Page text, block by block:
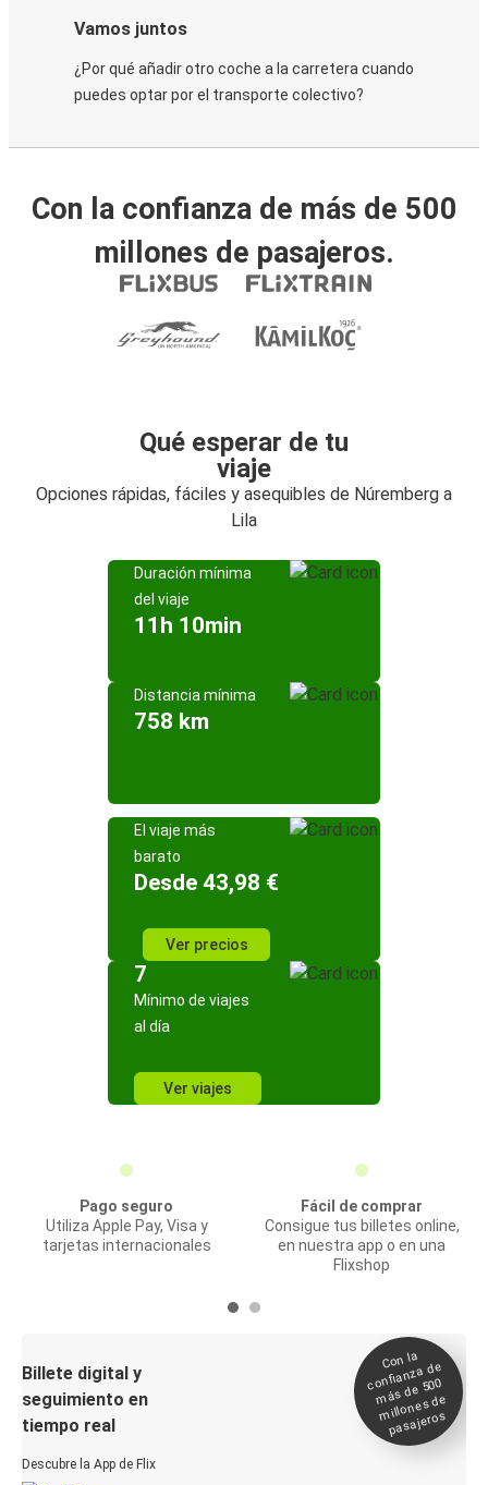
Vamos juntos
¿Por qué añadir otro coche a la carretera cuando
puedes optar por el transporte colectivo?
Con la confianza de más de 500
millones de pasajeros.
Qué esperar de tu
viaje
Opciones rápidas, fáciles y asequibles de Núremberg a
Lila
Duración mínima
del viaje
11h 10min
Distancia mínima
758 km
El viaje más
barato
Desde 43,98 €
Ver precios
7
Mínimo de viajes
al día
Ver viajes
Pago seguro
Utiliza Apple Pay, Visa y
tarjetas internacionales
Fácil de comprar
Consigue tus billetes online,
en nuestra app o en una
Flixshop
Billete digital y
seguimiento en
tiempo real
Descubre la App de Flix
Con la
confianza de
más de 500
millones de
pasajeros